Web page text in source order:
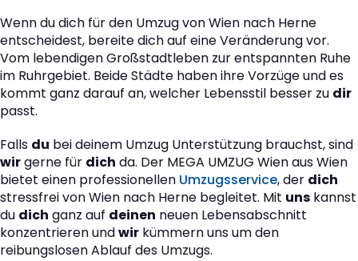
Wenn du dich für den Umzug von Wien nach Herne
entscheidest, bereite dich auf eine Veränderung vor.
Vom lebendigen Großstadtleben zur entspannten Ruhe
im Ruhrgebiet. Beide Städte haben ihre Vorzüge und es
kommt ganz darauf an, welcher Lebensstil besser zu dir
passt.
Falls du bei deinem Umzug Unterstützung brauchst, sind
wirgerne für dich da. Der MEGA UMZUG Wien aus Wien
bietet einen professionellen Umzugsservice, der dich
stressfrei von Wien nach Herne begleitet. Mit uns kannst
du dich ganz auf deinen neuen Lebensabschnitt
konzentrieren undwir kümmern uns um den
reibungslosen Ablauf des Umzugs.